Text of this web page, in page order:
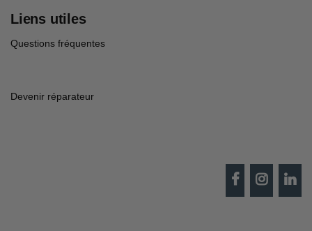
Liens utiles
Questions fréquentes
Devenir réparateur